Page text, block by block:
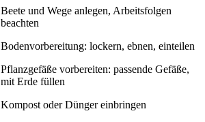
Beete und Wege anlegen, Arbeitsfolgen
beachten
Bodenvorbereitung: lockern, ebnen, einteilen
Pflanzgefäße vorbereiten: passende Gefäße,
mit Erde füllen
Kompost oder Dünger einbringen